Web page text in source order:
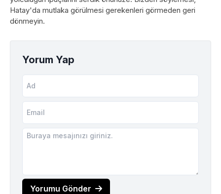
Hatay'da mutlaka görülmesi gerekenleri görmeden geri
dönmeyin.
Yorum Yap
Yorumu Gönder